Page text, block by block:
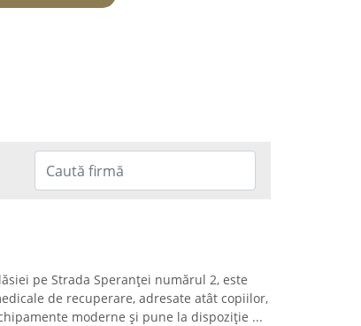
pe Strada Speranței numărul 2, este
de recuperare, adresate atât copiilor,
moderne și pune la dispoziție ...